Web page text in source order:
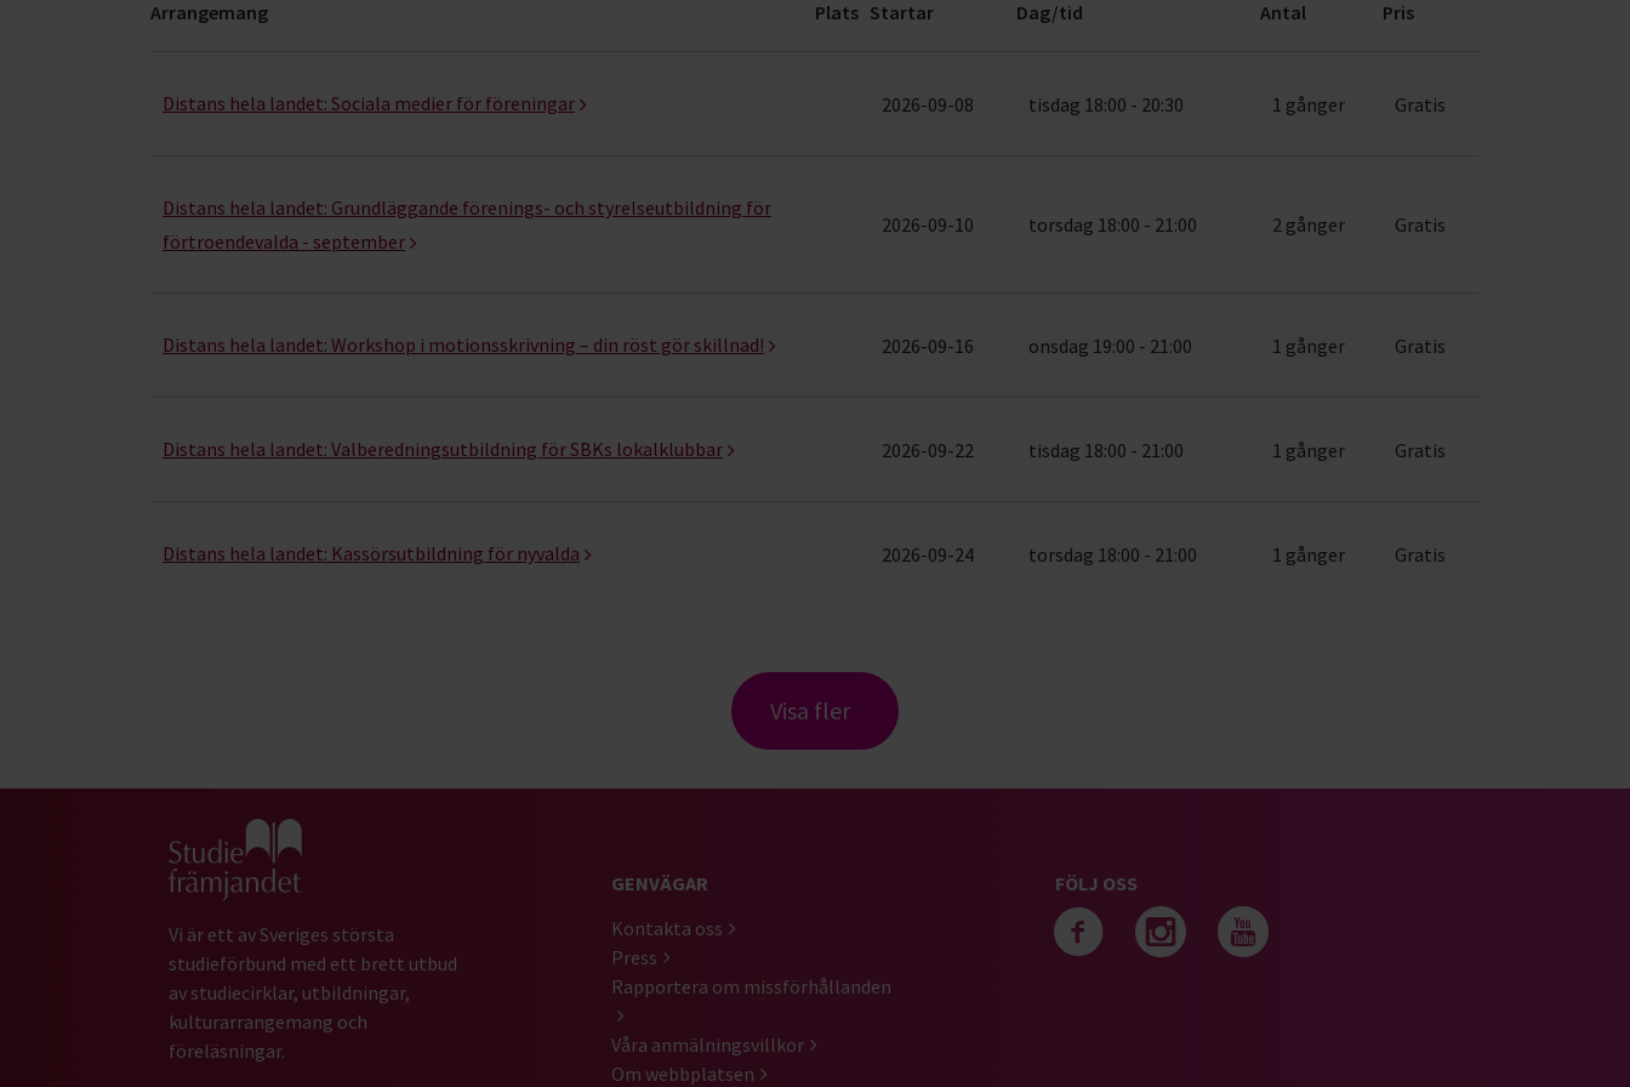
Arrangemang Plats Startar Dag/tid Antal Pris
Distans hela landet: Sociala medier för föreningar 2026-09-08 tisdag 18:00 - 20:30 1 gånger Gratis
Distans hela landet: Grundläggande förenings- och styrelseutbildning för
förtroendevalda - september
2026-09-10 torsdag 18:00 - 21:00 2 gånger Gratis
Distans hela landet: Workshop i motionsskrivning – din röst gör skillnad! 2026-09-16 onsdag 19:00 - 21:00 1 gånger Gratis
Distans hela landet: Valberedningsutbildning för SBKs lokalklubbar 2026-09-22 tisdag 18:00 - 21:00 1 gånger Gratis
Distans hela landet: Kassörsutbildning för nyvalda 2026-09-24 torsdag 18:00 - 21:00 1 gånger Gratis
Visa fler
Gå till studiefrämjandets startsida
Vi är ett av Sveriges största
studieförbund med ett brett utbud
av studiecirklar, utbildningar,
kulturarrangemang och
föreläsningar.
GENVÄGAR
Kontakta oss
Press
Rapportera om missförhållanden
Våra anmälningsvillkor
Om webbplatsen
FÖLJ OSS
Följ oss på facebook
Följ oss på instagram
Följ oss på youtube